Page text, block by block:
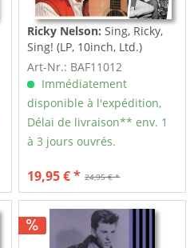
Ricky Nelson: Sing, Ricky,
Sing! (LP, 10inch, Ltd.)
Art-Nr.: BAF11012
Immédiatement
disponible à l'expédition,
Délai de livraison** env. 1
à 3 jours ouvrés.
24,95 € *
19,95 € *